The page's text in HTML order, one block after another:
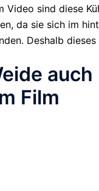
Video sind diese
da sie sich im
Deshalb
auch
Film